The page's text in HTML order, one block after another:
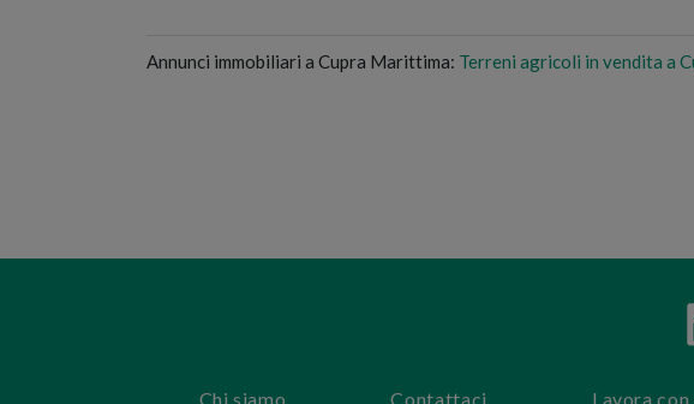
Annunci immobiliari a Cupra Marittima: Terreni agricoli in vendita a
Chi siamo Contattaci Lavora con